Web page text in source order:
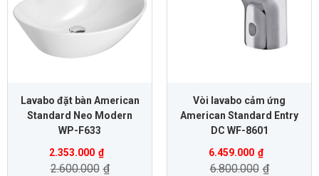
Lavabo đặt bàn American
Standard Neo Modern
WP-F633
2.353.000 ₫
2.600.000 ₫
Vòi lavabo cảm ứng
American Standard Entry
DC WF-8601
6.459.000 ₫
6.800.000 ₫